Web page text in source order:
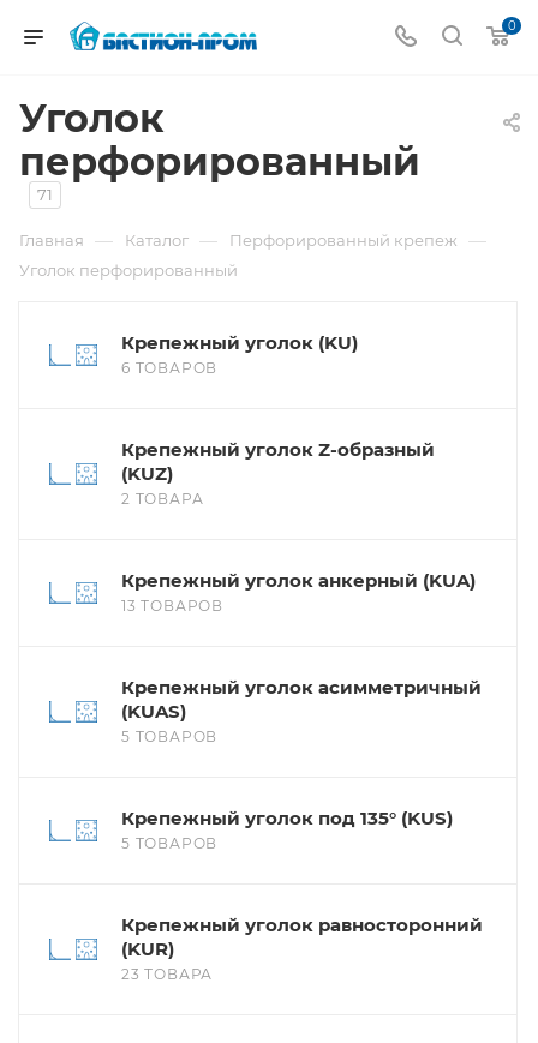
0
Уголок
перфорированный
71
Главная — Каталог — Перфорированный крепеж —
Уголок перфорированный
Крепежный уголок (KU)
6 ТОВАРОВ
Крепежный уголок Z-образный
(KUZ)
2 ТОВАРА
Крепежный уголок анкерный (KUA)
13 ТОВАРОВ
Крепежный уголок асимметричный
(KUAS)
5 ТОВАРОВ
Крепежный уголок под 135° (KUS)
5 ТОВАРОВ
Крепежный уголок равносторонний
(KUR)
23 ТОВАРА